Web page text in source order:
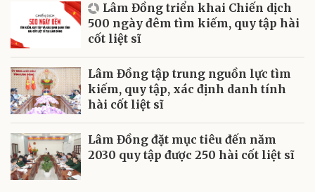
Lâm Đồng triển khai Chiến dịch
500 ngày đêm tìm kiếm, quy tập hài
cốt liệt sĩ
Lâm Đồng tập trung nguồn lực tìm
kiếm, quy tập, xác định danh tính
hài cốt liệt sĩ
Lâm Đồng đặt mục tiêu đến năm
2030 quy tập được 250 hài cốt liệt sĩ